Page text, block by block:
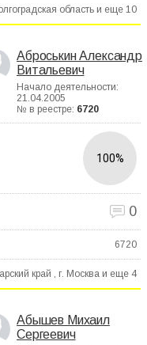
область и еще 10
Аброськин Александр
Витальевич
Начало деятельности:
21.04.2005
№ в реестре: 6720
100%
0
6720
край , г. Москва и еще 4
Абышев Михаил
Сергеевич